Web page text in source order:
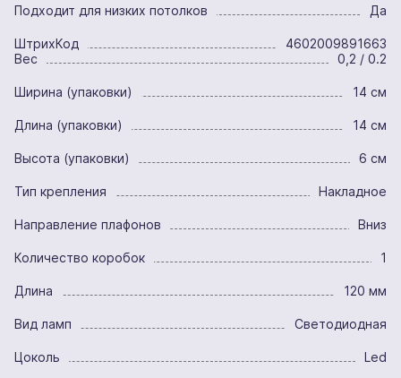
Подходит для низких потолков Да
ШтрихКод
4602009891663
Вес
0,2 / 0.2
Ширина (упаковки) 14 см
Длина (упаковки) 14 см
Высота (упаковки) 6 см
Тип крепления Накладное
Направление плафонов Вниз
Количество коробок 1
Длина 120 мм
Вид ламп Светодиодная
Цоколь Led